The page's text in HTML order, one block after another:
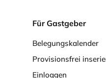
Für Gastgeber
Belegungskalender
Provisionsfrei
Einloggen